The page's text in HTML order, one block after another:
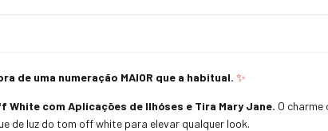
de uma numeração MAIOR que a habitual. ✨
White com Aplicações de Ilhóses e Tira Mary Jane. O
de luz do tom off white para elevar qualquer look.